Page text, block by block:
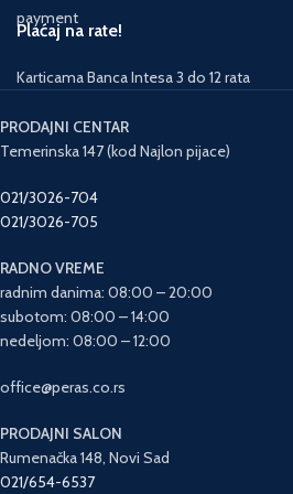
Plaćaj na rate!
Karticama Banca Intesa 3 do 12 rata
PRODAJNI CENTAR
Temerinska 147 (kod Najlon pijace)
021/3026-704
021/3026-705
RADNO VREME
radnim danima: 08:00 – 20:00
subotom: 08:00 – 14:00
nedeljom: 08:00 – 12:00
office@peras.co.rs
PRODAJNI SALON
Rumenačka 148, Novi Sad
021/654-6537